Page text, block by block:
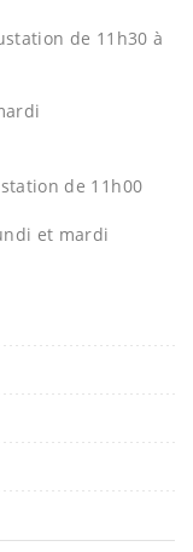
de 11h30 à
de 11h00
et mardi